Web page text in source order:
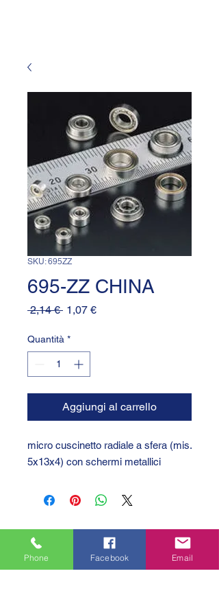
SKU: 695ZZ
695-ZZ CHINA
2,14 € Prezzo
1,07 €Prezzo
Quantità *
Aggiungi al carrello
micro cuscinetto radiale a sfera (mis.
5x13x4) con schermi metallici
Phone Facebook Email